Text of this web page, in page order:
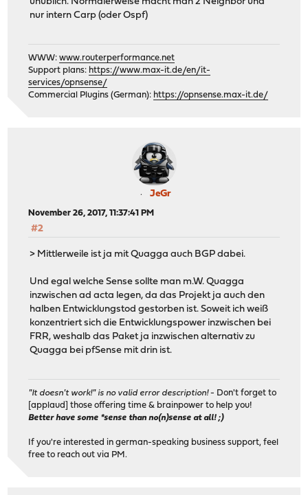
nur intern Carp (oder Ospf)
WWW:www.routerperformance.net
Support plans: https://www.max-it.de/en/it-
services/opnsense/
Commercial Plugins (German): https://opnsense.max-it.de/
JeGr
November 26, 2017, 11:37:41 PM
#2
> Mittlerweile ist ja mit Quagga auch BGP dabei.
Und egal welche Sense sollte man m.W. Quagga
inzwischen ad acta legen, da das Projekt ja auch den
halben Entwicklungstod gestorben ist. Soweit ich weiß
konzentriert sich die Entwicklungspower inzwischen bei
FRR, weshalb das Paket ja inzwischen alternativ zu
Quagga bei pfSense mit drin ist.
"It doesn't work!" is no valid error description!- Don't forget to
[applaud] those offering time & brainpower to help you!
Better have some *sense than no(n)sense at all! ;)
If you're interested in german-speaking business support, feel
free to reach out via PM.